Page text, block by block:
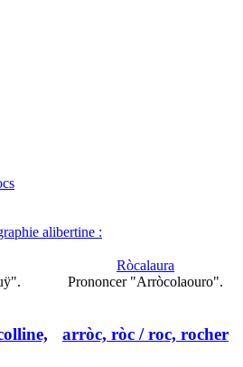
alibertine :
Ròcalaura
Prononcer "Arròcolaouro".
arròc, ròc / roc, rocher